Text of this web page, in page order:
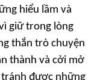
hiểu lầm và
giữ trong lòng
thắn trò chuyện
thành và cởi mở
tránh được những